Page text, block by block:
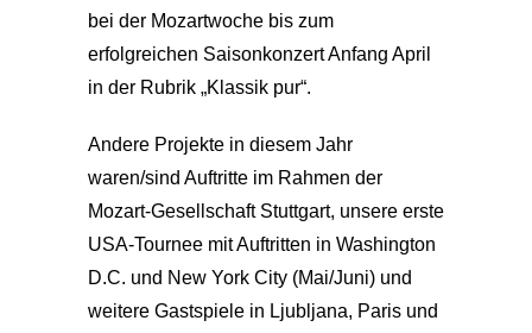
bei der Mozartwoche bis zum
erfolgreichen Saisonkonzert Anfang April
in der Rubrik „Klassik pur“.
Andere Projekte in diesem Jahr
waren/sind Auftritte im Rahmen der
Mozart-Gesellschaft Stuttgart, unsere erste
USA-Tournee mit Auftritten in Washington
D.C. und New York City (Mai/Juni) und
weitere Gastspiele in Ljubljana, Paris und